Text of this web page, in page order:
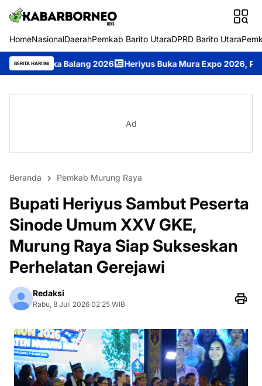
HomeNasionalDaerahPemkab Barito UtaraDPRD Barito Utara
BERITA HARI INI
2026 Heriyus Buka Mura Expo 2026, Potensi Lokal Murung
Ad
Beranda Pemkab Murung Raya
Bupati Heriyus Sambut Peserta
Sinode Umum XXV GKE,
Murung Raya Siap Sukseskan
Perhelatan Gerejawi
Redaksi
Rabu, 8 Juli 2026 02:25 WIB